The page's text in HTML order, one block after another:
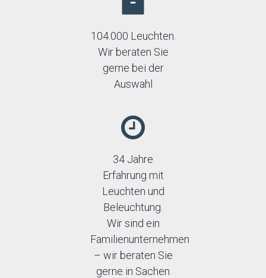
104.000 Leuchten.
Wir beraten Sie
gerne bei der
Auswahl
34 Jahre
Erfahrung mit
Leuchten und
Beleuchtung.
Wir sind ein
Familienunternehmen
– wir beraten Sie
gerne in Sachen